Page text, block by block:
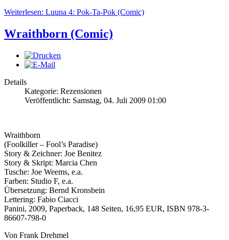
Weiterlesen: Luuna 4: Pok-Ta-Pok (Comic)
Wraithborn (Comic)
Details
Kategorie: Rezensionen
Veröffentlicht: Samstag, 04. Juli 2009 01:00
Wraithborn
(Foolkiller – Fool’s Paradise)
Story & Zeichner: Joe Benitez
Story & Skript: Marcia Chen
Tusche: Joe Weems, e.a.
Farben: Studio F, e.a.
Übersetzung: Bernd Kronsbein
Lettering: Fabio Ciacci
Panini, 2009, Paperback, 148 Seiten, 16,95 EUR, ISBN 978-3-
86607-798-0
Von Frank Drehmel